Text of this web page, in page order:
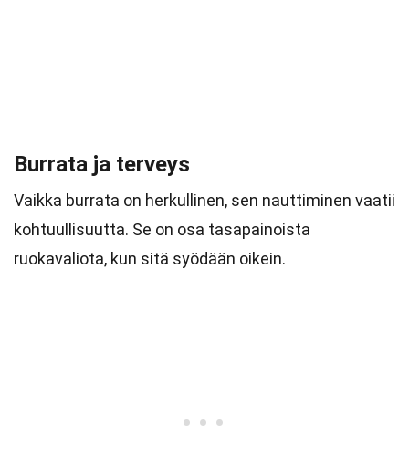
Burrata ja terveys
Vaikka burrata on herkullinen, sen nauttiminen vaatii
kohtuullisuutta. Se on osa tasapainoista
ruokavaliota, kun sitä syödään oikein.